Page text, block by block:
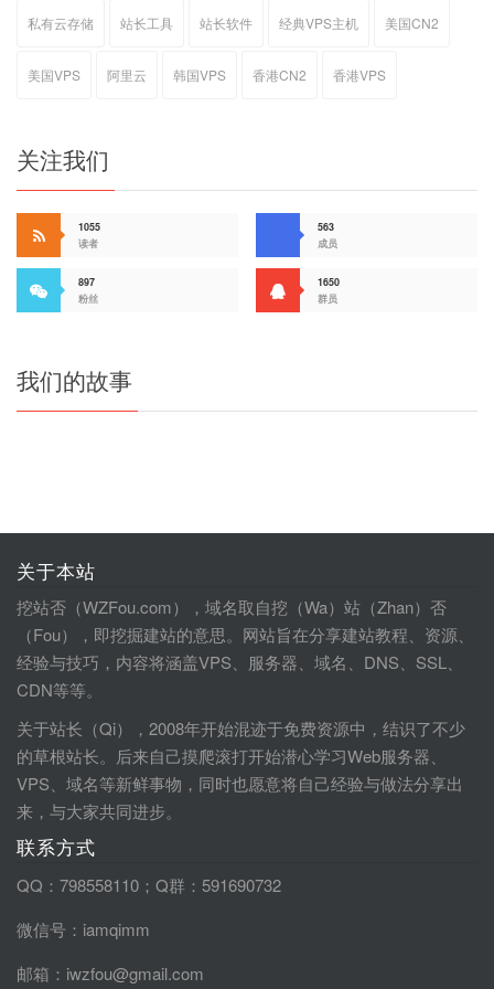
私有云存储 站长工具 站长软件 经典VPS主机 美国CN2
美国VPS 阿里云 韩国VPS 香港CN2 香港VPS
关注我们
1055
读者
563
成员
897
粉丝
1650
群员
我们的故事
关于本站
挖站否（WZFou.com），域名取自挖（Wa）站（Zhan）否
（Fou），即挖掘建站的意思。网站旨在分享建站教程、资源、
经验与技巧，内容将涵盖VPS、服务器、域名、DNS、SSL、
CDN等等。
关于站长（Qi），2008年开始混迹于免费资源中，结识了不少
的草根站长。后来自己摸爬滚打开始潜心学习Web服务器、
VPS、域名等新鲜事物，同时也愿意将自己经验与做法分享出
来，与大家共同进步。
联系方式
QQ：798558110；Q群：591690732
微信号：iamqimm
邮箱：iwzfou@gmail.com